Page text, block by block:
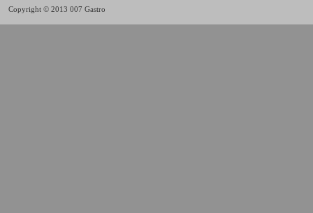
Copyright © 2013 007 Gastro